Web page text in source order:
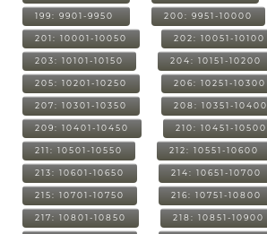
199: 9901-9950 200: 9951-10000
201: 10001-10050 202: 10051-10100
203: 10101-10150 204: 10151-10200
205: 10201-10250 206: 10251-10300
207: 10301-10350 208: 10351-10400
209: 10401-10450 210: 10451-10500
211: 10501-10550 212: 10551-10600
213: 10601-10650 214: 10651-10700
215: 10701-10750 216: 10751-10800
217: 10801-10850 218: 10851-10900